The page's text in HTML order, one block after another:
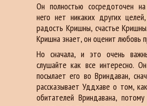
Он полностью сосредоточен
него нет никаких других
радость Кришны, счастье
Кришна знает, он оценит любовь
Но сначала, и это очень
слушайте как все интересно.
посылает его во Вриндаван,
рассказывает Уддхаве о том,
обитателей Вриндавана,